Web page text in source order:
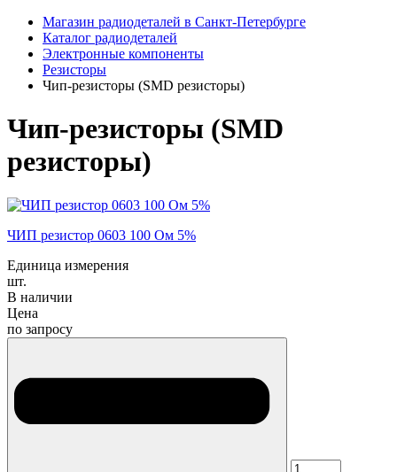
Магазин радиодеталей в Санкт-Петербурге
Каталог радиодеталей
Электронные компоненты
Резисторы
Чип-резисторы (SMD резисторы)
Чип-резисторы (SMD
резисторы)
ЧИП резистор 0603 100 Ом 5%
Единица измерения
шт.
В наличии
Цена
по запросу